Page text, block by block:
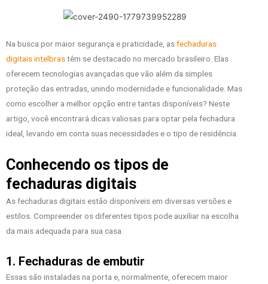
Na busca por maior segurança e praticidade, asfechaduras
digitais intelbrastêm se destacado no mercado brasileiro. Elas
oferecem tecnologias avançadas que vão além da simples
proteção das entradas, unindo modernidade e funcionalidade. Mas
como escolher a melhor opção entre tantas disponíveis? Neste
artigo, você encontrará dicas valiosas para optar pela fechadura
ideal, levando em conta suas necessidades e o tipo de residência.
Conhecendo os tipos de
fechaduras digitais
As fechaduras digitais estão disponíveis em diversas versões e
estilos. Compreender os diferentes tipos pode auxiliar na escolha
da mais adequada para sua casa.
1. Fechaduras de embutir
Essas são instaladas na porta e, normalmente, oferecem maior